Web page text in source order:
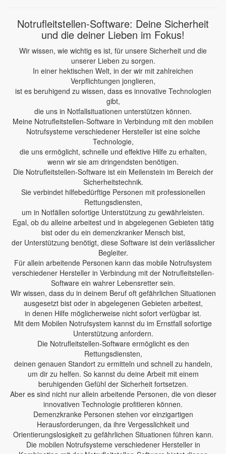
Notrufleitstellen-Software: Deine Sicherheit
und die deiner Lieben im Fokus!
Wir wissen, wie wichtig es ist, für unsere Sicherheit und die
unserer Lieben zu sorgen.
In einer hektischen Welt, in der wir mit zahlreichen
Verpflichtungen jonglieren,
ist es beruhigend zu wissen, dass es innovative Technologien
gibt,
die uns in Notfallsituationen unterstützen können.
Meine Notrufleitstellen-Software in Verbindung mit den mobilen
Notrufsysteme verschiedener Hersteller ist eine solche
Technologie,
die uns ermöglicht, schnelle und effektive Hilfe zu erhalten,
wenn wir sie am dringendsten benötigen.
Die Notrufleitstellen-Software ist ein Meilenstein im Bereich der
Sicherheitstechnik.
Sie verbindet hilfebedürftige Personen mit professionellen
Rettungsdiensten,
um in Notfällen sofortige Unterstützung zu gewährleisten.
Egal, ob du alleine arbeitest und in abgelegenen Gebieten tätig
bist oder du ein demenzkranker Mensch bist,
der Unterstützung benötigt, diese Software ist dein verlässlicher
Begleiter.
Für allein arbeitende Personen kann das mobile Notrufsystem
verschiedener Hersteller in Verbindung mit der Notrufleitstellen-
Software ein wahrer Lebensretter sein.
Wir wissen, dass du in deinem Beruf oft gefährlichen Situationen
ausgesetzt bist oder in abgelegenen Gebieten arbeitest,
in denen Hilfe möglicherweise nicht sofort verfügbar ist.
Mit dem Mobilen Notrufsystem kannst du im Ernstfall sofortige
Unterstützung anfordern.
Die Notrufleitstellen-Software ermöglicht es den
Rettungsdiensten,
deinen genauen Standort zu ermitteln und schnell zu handeln,
um dir zu helfen. So kannst du deine Arbeit mit einem
beruhigenden Gefühl der Sicherheit fortsetzen.
Aber es sind nicht nur allein arbeitende Personen, die von dieser
innovativen Technologie profitieren können.
Demenzkranke Personen stehen vor einzigartigen
Herausforderungen, da ihre Vergesslichkeit und
Orientierungslosigkeit zu gefährlichen Situationen führen kann.
Die mobilen Notrufsysteme verschiedener Hersteller in